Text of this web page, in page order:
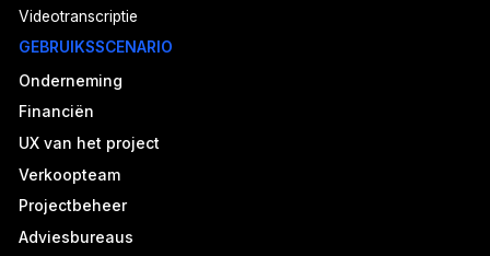
Videotranscriptie
GEBRUIKSSCENARIO
Onderneming
Financiën
UX van het project
Verkoopteam
Projectbeheer
Adviesbureaus